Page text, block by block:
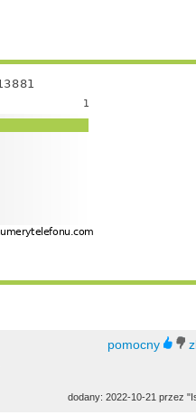
dodany: 2022-10-21 przez